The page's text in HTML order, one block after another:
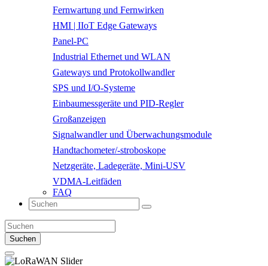
Fernwartung und Fernwirken
HMI | IIoT Edge Gateways
Panel-PC
Industrial Ethernet und WLAN
Gateways und Protokollwandler
SPS und I/O-Systeme
Einbaumessgeräte und PID-Regler
Großanzeigen
Signalwandler und Überwachungsmodule
Handtachometer/-stroboskope
Netzgeräte, Ladegeräte, Mini-USV
VDMA-Leitfäden
FAQ
Suchen